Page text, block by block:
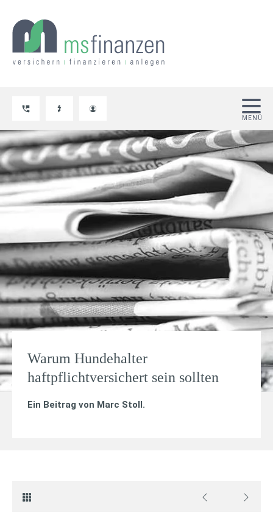
Warum Hundehalter
haftpflichtversichert sein sollten
Ein Beitrag von Marc Stoll.